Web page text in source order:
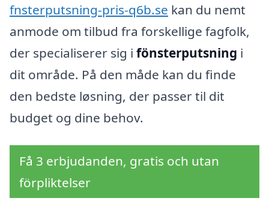
fnsterputsning-pris-q6b.se kan du nemt
anmode om tilbud fra forskellige fagfolk,
der specialiserer sig i fönsterputsning i
dit område. På den måde kan du finde
den bedste løsning, der passer til dit
budget og dine behov.
Få 3 erbjudanden, gratis och utan
förpliktelser